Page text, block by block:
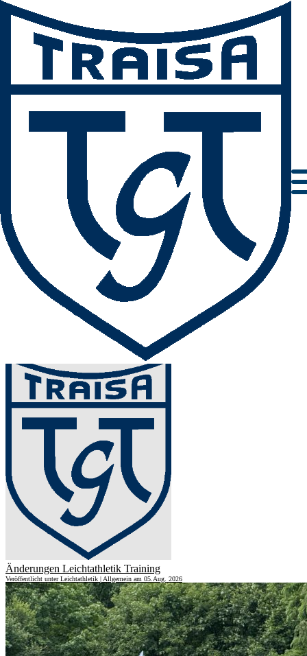
Aktuelles
Angebote für die Prüfungsvorbereitungen Leichtathletik
Veröffentlicht unter Leichtathletik | Allgemein am 05.Aug. 2026
Änderungen Leichtathletik Training
Veröffentlicht unter Leichtathletik | Allgemein am 05.Aug. 2026